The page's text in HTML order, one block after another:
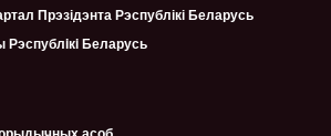
Прэзідэнта Рэспублікі Беларусь
Рэспублiкi Беларусь